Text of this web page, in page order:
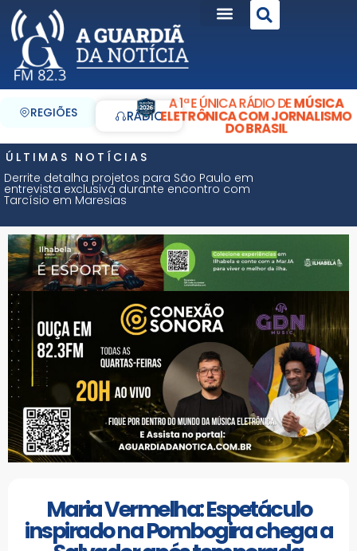
REGIÕES RÁDIO
A 1ª E ÚNICA RÁDIO DEMÚSICA
ELETRÔNICA COM JORNALISMO
DO BRASIL
ÚLTIMAS NOTÍCIAS
Derrite detalha projetos para São Paulo em
entrevista exclusiva durante encontro com
Tarcísio em Maresias
Maria Vermelha: Espetáculo
inspirado na Pombogira chega a